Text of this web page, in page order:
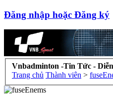
Đăng nhập hoặc Đăng ký
Vnbadminton -Tin Tức -
Trang chủ Thành viên >